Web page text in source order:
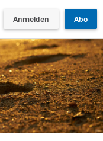
Anmelden Abo